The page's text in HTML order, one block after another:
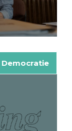
Democratie